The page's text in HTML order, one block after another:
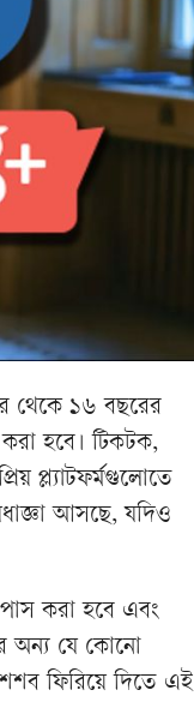
থেকে ১৬ বছরের
করা হবে। টিকটক,
প্ল্যাটফর্মগুলোতে
আসছে, যদিও
করা হবে এবং
অন্য যে কোনো
ফিরিয়ে দিতে এই